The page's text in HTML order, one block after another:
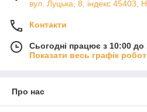
вул. Луцька, 8, індекс 45403,
Контакти
Сьогодні працює з 10:00 до
Показати весь графік
Про нас